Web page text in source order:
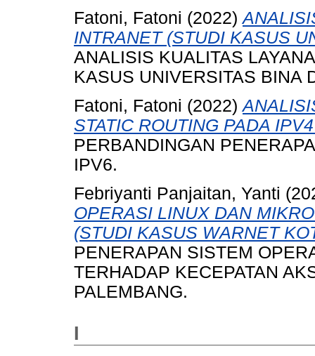
Fatoni, Fatoni (2022)
INTRANET (STUDI KASUS
ANALISIS KUALITAS
KASUS UNIVERSITAS BINA
Fatoni, Fatoni (2022)
STATIC ROUTING PADA
PERBANDINGAN
IPV6.
Febriyanti Panjaitan, Yanti
OPERASI LINUX DAN
(STUDI KASUS WARNET
PENERAPAN SISTEM
TERHADAP KECEPATAN
PALEMBANG.
I